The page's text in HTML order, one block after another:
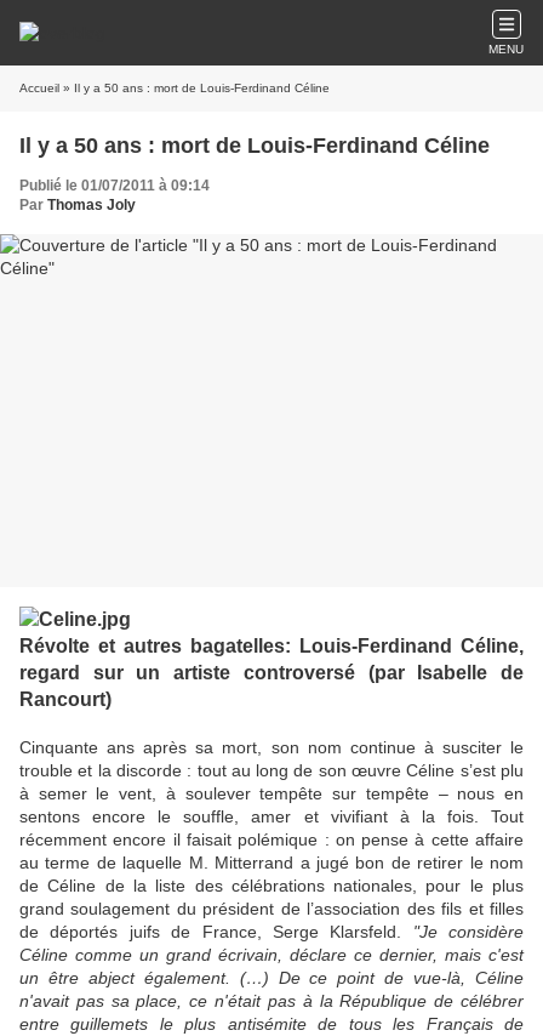
MENU
Accueil » Il y a 50 ans : mort de Louis-Ferdinand Céline
Il y a 50 ans : mort de Louis-Ferdinand Céline
Publié le 01/07/2011 à 09:14
Par Thomas Joly
Révolte et autres bagatelles: Louis-Ferdinand Céline,
regard sur un artiste controversé (par Isabelle de
Rancourt)
Cinquante ans après sa mort, son nom continue à susciter le
trouble et la discorde : tout au long de son œuvre Céline s’est plu
à semer le vent, à soulever tempête sur tempête – nous en
sentons encore le souffle, amer et vivifiant à la fois. Tout
récemment encore il faisait polémique : on pense à cette affaire
au terme de laquelle M. Mitterrand a jugé bon de retirer le nom
de Céline de la liste des célébrations nationales, pour le plus
grand soulagement du président de l’association des fils et filles
de déportés juifs de France, Serge Klarsfeld. "Je considère
Céline comme un grand écrivain, déclare ce dernier, mais c'est
un être abject également. (…) De ce point de vue-là, Céline
n'avait pas sa place, ce n'était pas à la République de célébrer
entre guillemets le plus antisémite de tous les Français de